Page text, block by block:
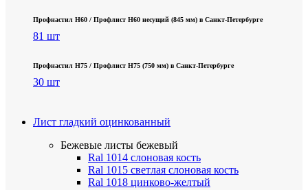
Профнастил Н60 / Профлист Н60 несущий (845 мм) в Санкт-Петербурге
81 шт
Профнастил Н75 / Профлист Н75 (750 мм) в Санкт-Петербурге
30 шт
Лист гладкий оцинкованный
Бежевые листы бежевый
Ral 1014 слоновая кость
Ral 1015 светлая слоновая кость
Ral 1018 цинково-желтый